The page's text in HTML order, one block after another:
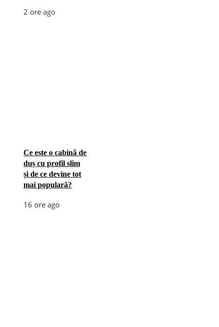
2 ore ago
Ce este o cabină de
duș cu profil slim
și de ce devine tot
mai populară?
16 ore ago